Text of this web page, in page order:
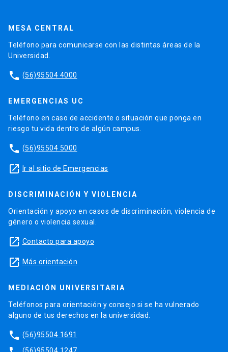
MESA CENTRAL
Teléfono para comunicarse con las distintas áreas de la
Universidad.
phone (56)95504 4000
EMERGENCIAS UC
Teléfono en caso de accidente o situación que ponga en
riesgo tu vida dentro de algún campus.
phone (56)95504 5000
launch Ir al sitio de Emergencias
DISCRIMINACIÓN Y VIOLENCIA
Orientación y apoyo en casos de discriminación, violencia de
género o violencia sexual.
launch Contacto para apoyo
launch Más orientación
MEDIACIÓN UNIVERSITARIA
Teléfonos para orientación y consejo si se ha vulnerado
alguno de tus derechos en la universidad.
phone (56)95504 1691